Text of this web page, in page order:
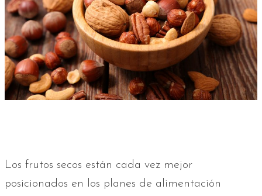
Los frutos secos están cada vez mejor
posicionados en los planes de alimentación